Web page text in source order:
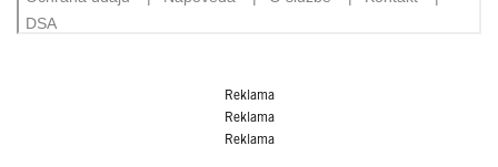
Reklama
Reklama
Reklama